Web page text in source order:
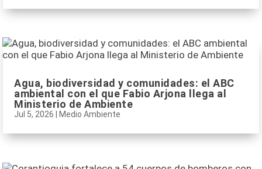
Agua, biodiversidad y comunidades: el ABC
ambiental con el que Fabio Arjona llega al
Ministerio de Ambiente
Jul 5, 2026 Medio Ambiente